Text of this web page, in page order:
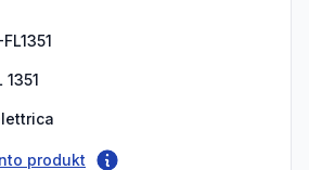
1351
produkt